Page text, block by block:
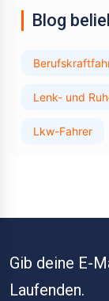
Blog
Lenk- und
Lkw-Fahrer
Gib deine E-
Laufenden.